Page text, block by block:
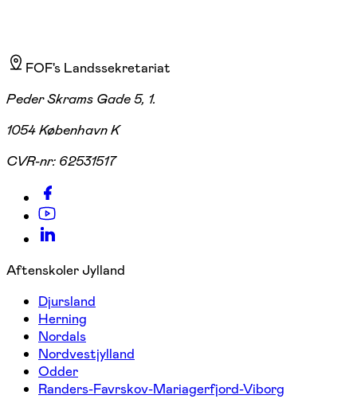
FOF's Landssekretariat
Peder Skrams Gade 5, 1.
1054 København K
CVR-nr: 62531517
Aftenskoler Jylland
Djursland
Herning
Nordals
Nordvestjylland
Odder
Randers-Favrskov-Mariagerfjord-Viborg